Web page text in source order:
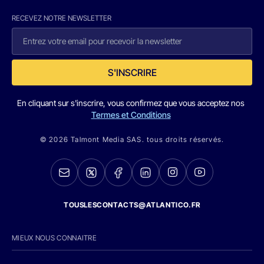
RECEVEZ NOTRE NEWSLETTER
S'INSCRIRE
En cliquant sur s'inscrire, vous confirmez que vous acceptez nos
Termes et Conditions
© 2026 Talmont Media SAS. tous droits réservés.
TOUSLESCONTACTS@ATLANTICO.FR
MIEUX NOUS CONNAITRE